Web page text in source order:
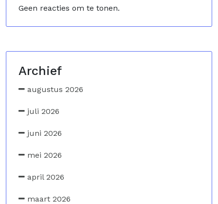
Geen reacties om te tonen.
Archief
augustus 2026
juli 2026
juni 2026
mei 2026
april 2026
maart 2026